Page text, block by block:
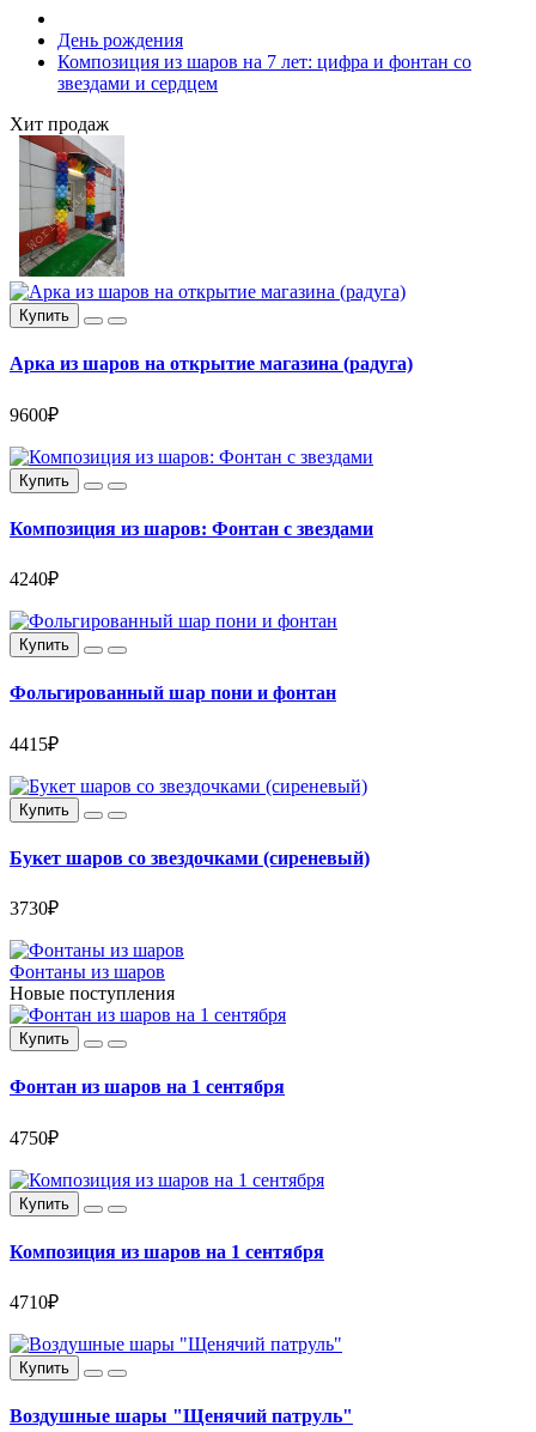
День рождения
Композиция из шаров на 7 лет: цифра и фонтан со
звездами и сердцем
Хит продаж
Купить
Арка из шаров на открытие магазина (радуга)
9600₽
Купить
Композиция из шаров: Фонтан с звездами
4240₽
Купить
Фольгированный шар пони и фонтан
4415₽
Купить
Букет шаров со звездочками (сиреневый)
3730₽
Фонтаны из шаров
Новые поступления
Купить
Фонтан из шаров на 1 сентября
4750₽
Купить
Композиция из шаров на 1 сентября
4710₽
Купить
Воздушные шары "Щенячий патруль"